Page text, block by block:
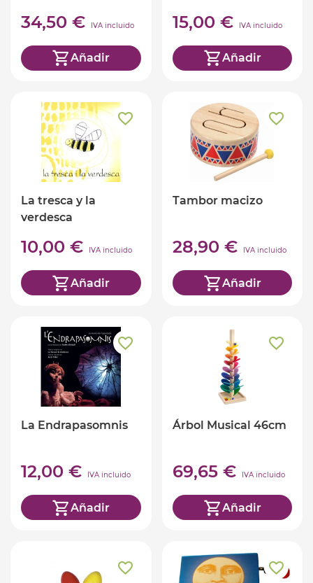
34,50 € IVA incluido
Añadir
15,00 € IVA incluido
Añadir
La tresca y la
verdesca
10,00 € IVA incluido
Añadir
Tambor macizo
28,90 € IVA incluido
Añadir
La Endrapasomnis
12,00 € IVA incluido
Añadir
Árbol Musical 46cm
69,65 € IVA incluido
Añadir